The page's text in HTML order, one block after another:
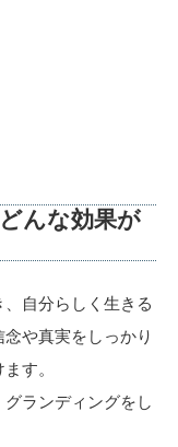
んな効果が
自分らしく生きる
や真実をしっかり
す。
ランディングをし